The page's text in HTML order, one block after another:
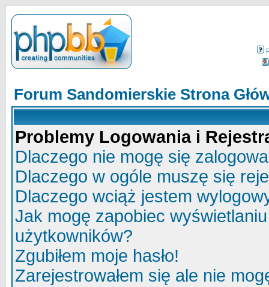
Forum Sandomierskie Strona
Problemy Logowania i
Dlaczego nie mogę się
Dlaczego w ogóle muszę się
Dlaczego wciąż jestem
Jak mogę zapobiec
użytkowników?
Zgubiłem moje hasło!
Zarejestrowałem się ale nie